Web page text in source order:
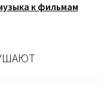
к фильмам